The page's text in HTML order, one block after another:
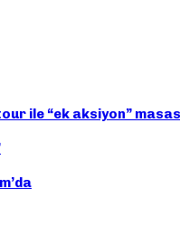
ile “ek aksiyon”